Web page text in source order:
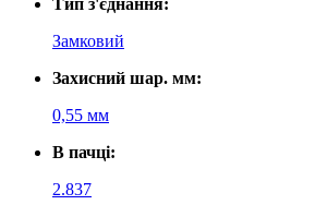
Замковий
Захисний шар. мм:
0,55 мм
В пачці:
2.837